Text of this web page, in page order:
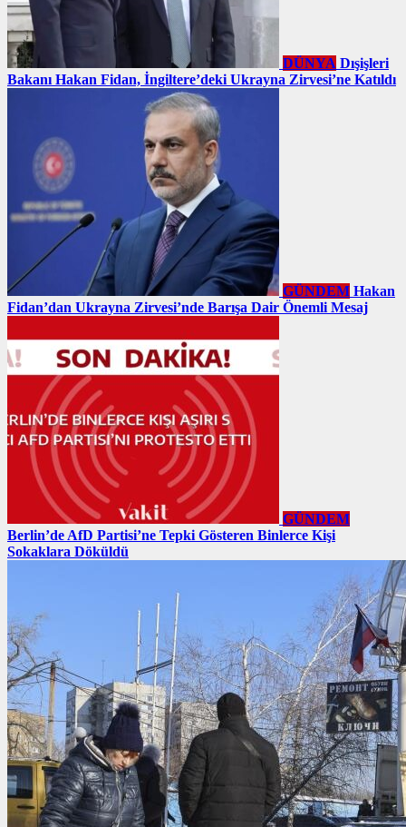
DÜNYA Dışişleri
Bakanı Hakan Fidan, İngiltere’deki Ukrayna Zirvesi’ne Katıldı
GÜNDEM Hakan
Fidan’dan Ukrayna Zirvesi’nde Barışa Dair Önemli Mesaj
GÜNDEM
Berlin’de AfD Partisi’ne Tepki Gösteren Binlerce Kişi
Sokaklara Döküldü